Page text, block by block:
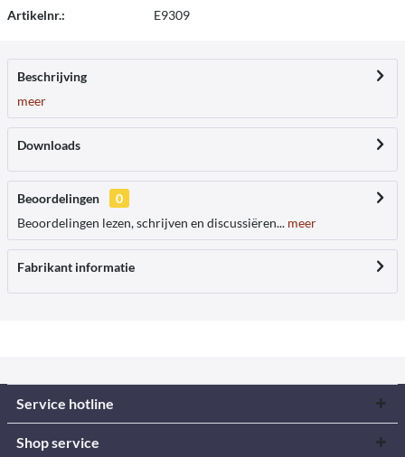
Artikelnr.: E9309
Beschrijving
meer
Downloads
Beoordelingen
0
Beoordelingen lezen, schrijven en discussiëren... meer
Fabrikant informatie
Service hotline
Shop service